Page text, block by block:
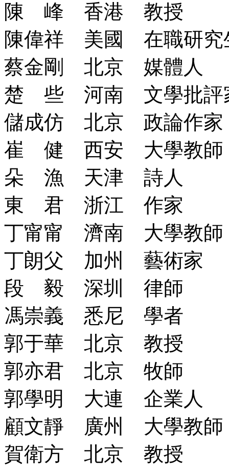
陳 峰 香港 教授
陳偉祥 美國 在職研究
蔡金剛 北京 媒體人
楚 些 河南 文學批評
儲成仿 北京 政論作家
崔 健 西安 大學教師
朵 漁 天津 詩人
東 君 浙江 作家
丁甯甯 濟南 大學教師
丁朗父 加州 藝術家
段 毅 深圳 律師
馮崇義 悉尼 學者
郭于華 北京 教授
郭亦君 北京 牧師
郭學明 大連 企業人
顧文靜 廣州 大學教師
賀衛方 北京 教授